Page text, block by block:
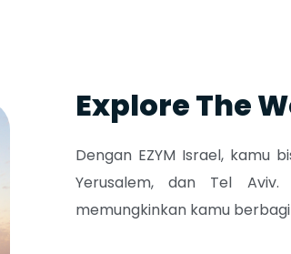
Explore The
Dengan EZYM Israel, kamu
Yerusalem, dan Tel Aviv.
memungkinkan kamu